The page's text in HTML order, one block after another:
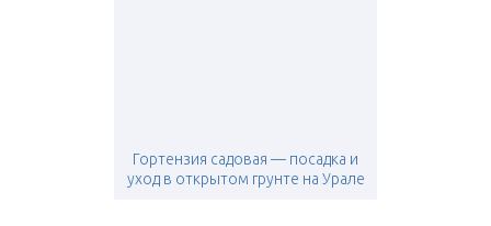
Гортензия садовая — посадка и
уход в открытом грунте на Урале